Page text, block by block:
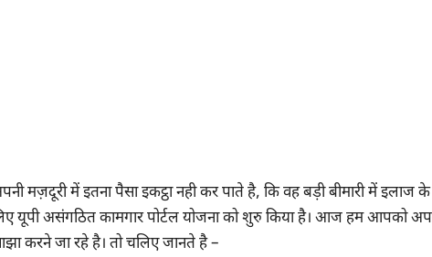
मज़दूरी में इतना पैसा इकट्ठा नही कर पाते है, कि वह बड़ी बीमारी में इलाज के
यूपी असंगठित कामगार पोर्टल योजना को शुरु किया है। आज हम आपको
करने जा रहे है। तो चलिए जानते है –